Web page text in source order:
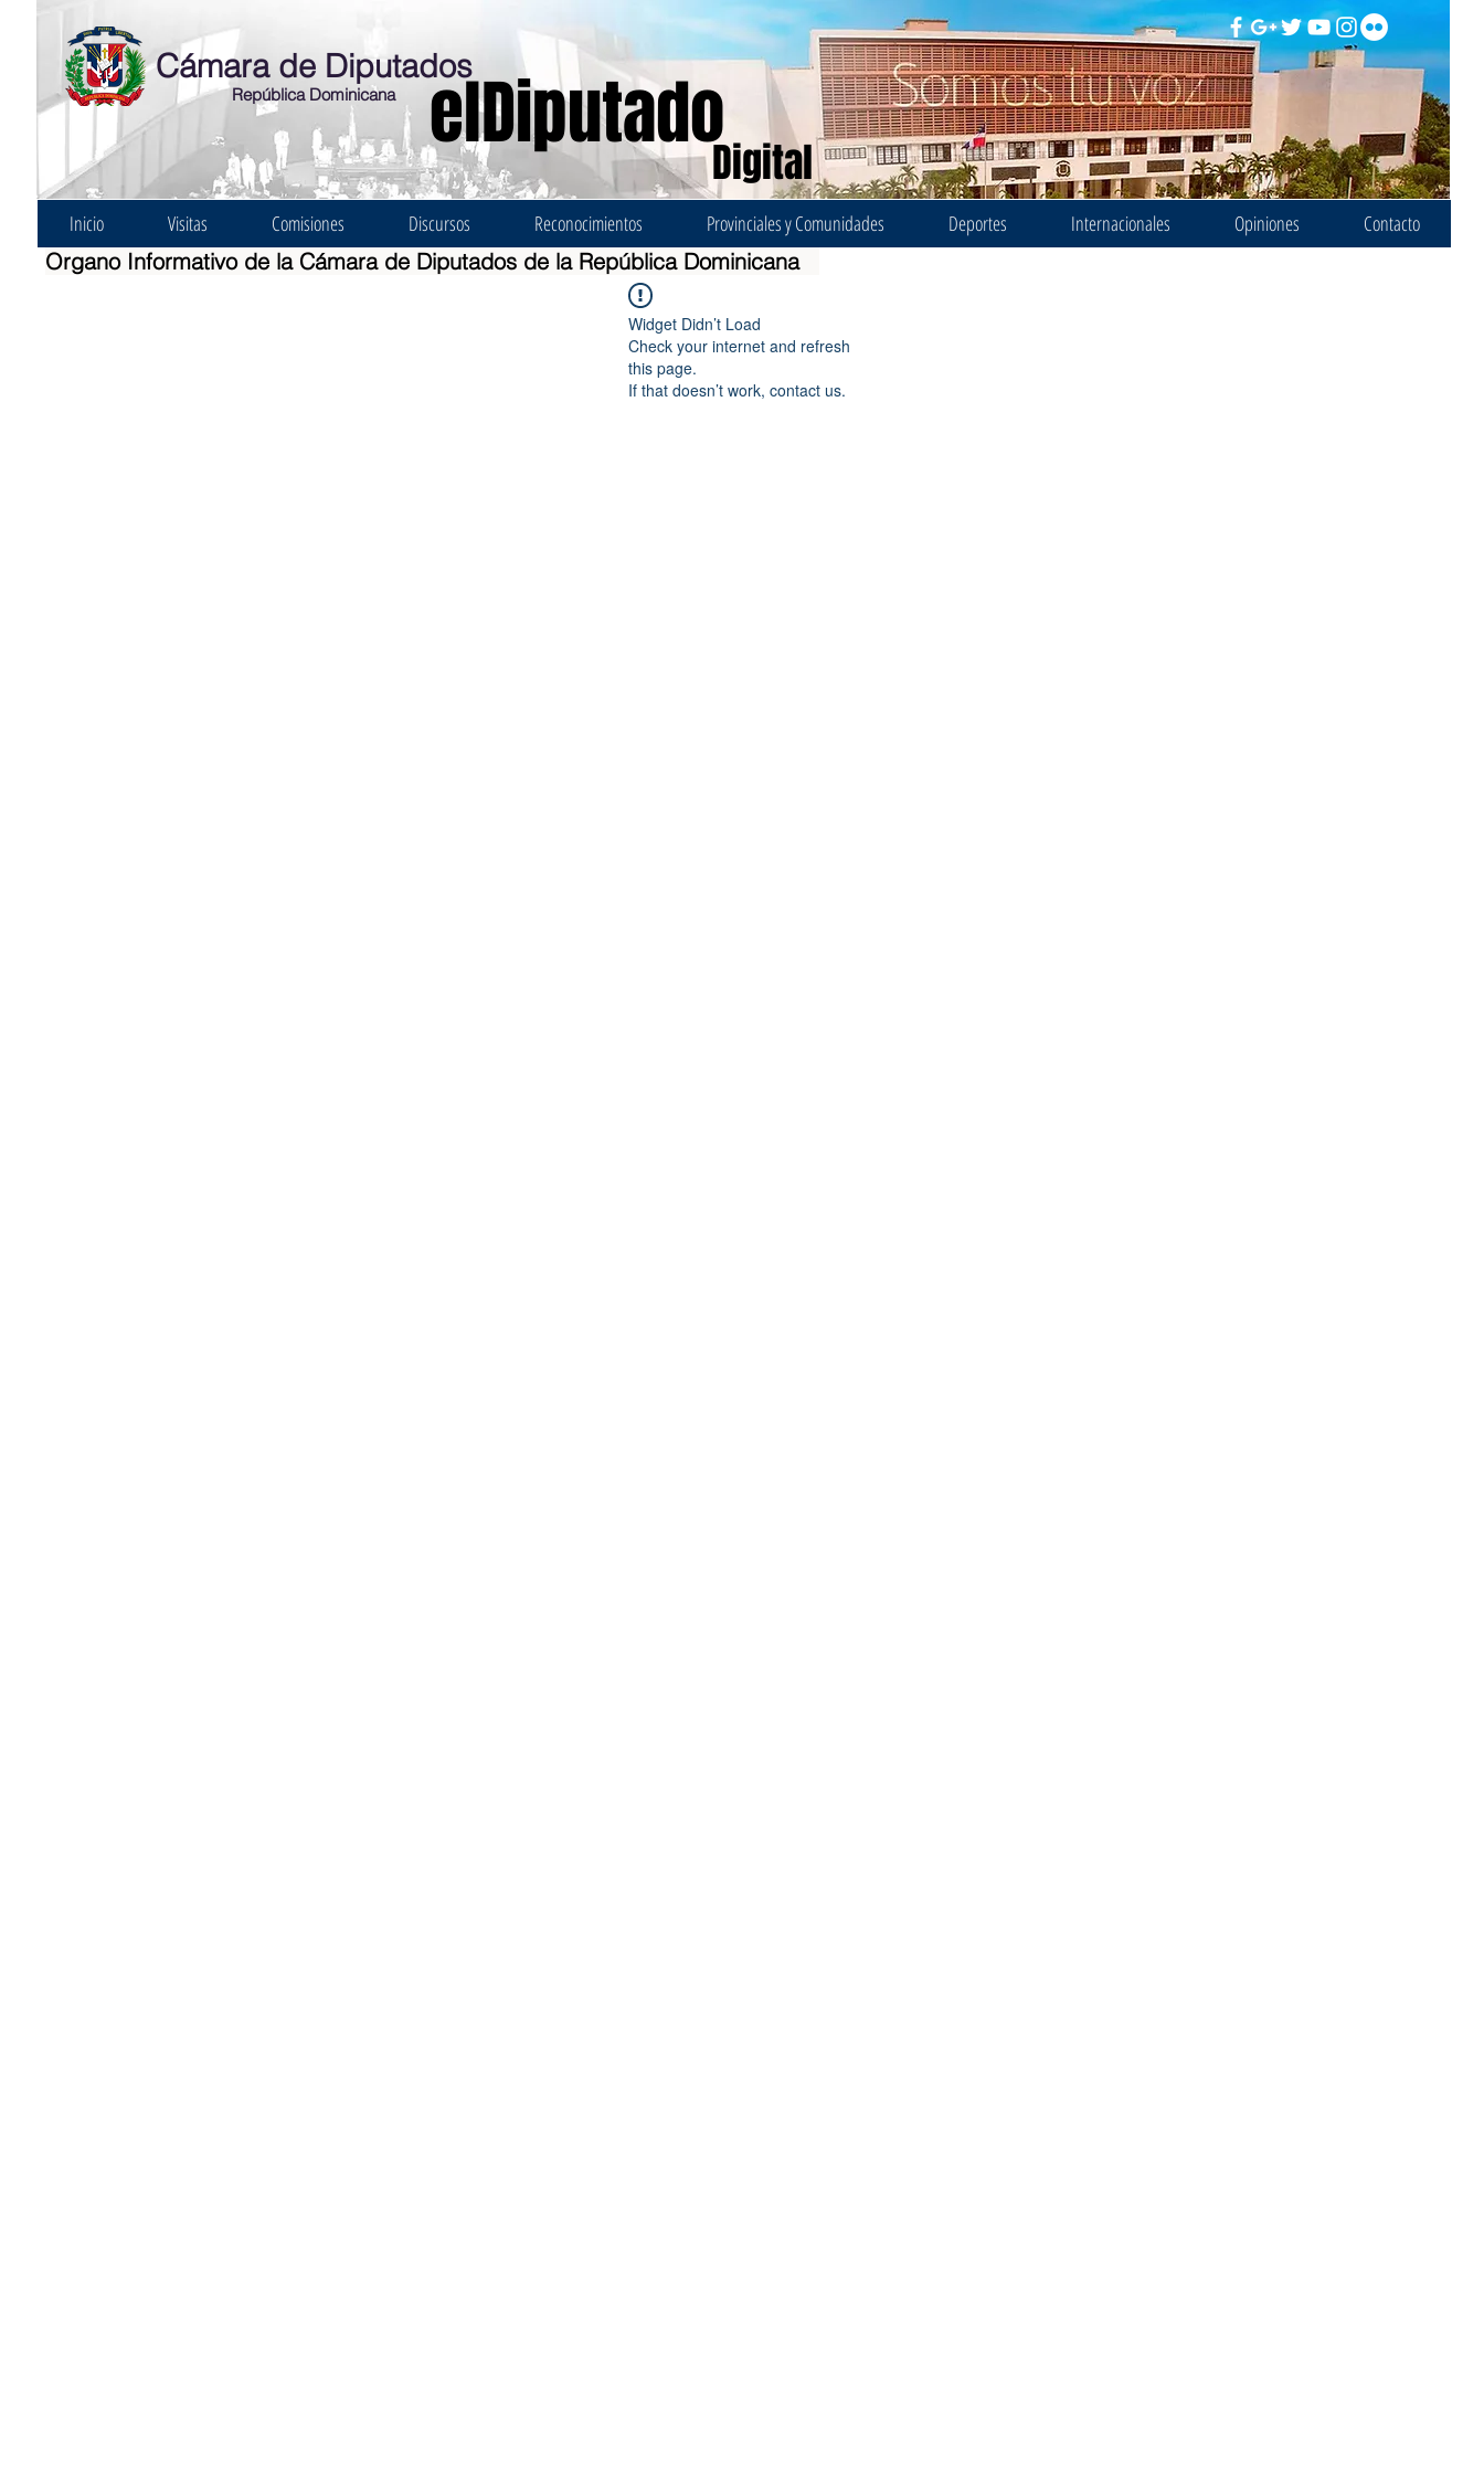
Digital
elDiputado
Cámara de Diputados
República Dominicana
Inicio Visitas Comisiones Discursos Reconocimientos Provinciales y Comunidades Deportes Internacionales Opiniones Contacto
Organo Informativo de la Cámara de Diputados de la República Dominicana
Widget Didn’t Load
Check your internet and refresh
this page.
If that doesn’t work, contact us.